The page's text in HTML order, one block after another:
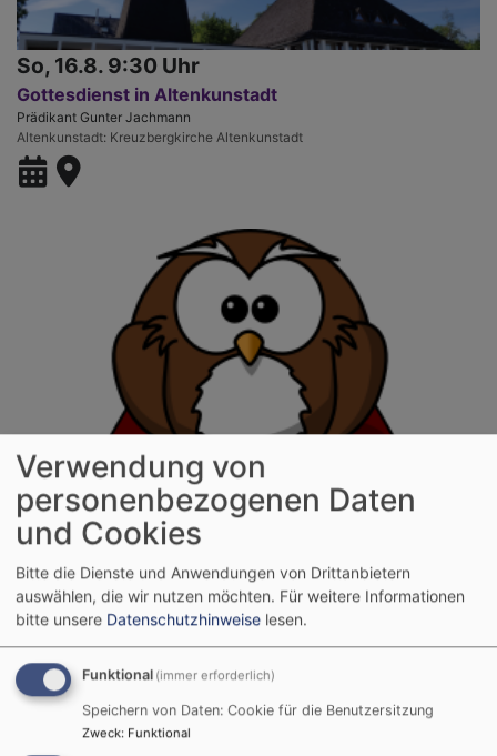
So, 16.8. 9:30 Uhr
Gottesdienst in Altenkunstadt
Prädikant Gunter Jachmann
Altenkunstadt Kreuzbergkirche Altenkunstadt
Mo, 17.8. 17-18 Uhr
Bücherei an der Kreuzbergkirche
Evang.-Luth. Pfarramt Altenkunstadt
Altenkunstadt Gemeindezentrum Kreuzbergkirche
Verwendung von
personenbezogenen Daten
und Cookies
Bitte die Dienste und Anwendungen von Drittanbietern
auswählen, die wir nutzen möchten. Für weitere Informationen
bitte unsere Datenschutzhinweise lesen.
Funktional (immer erforderlich)
Speichern von Daten: Cookie für die Benutzersitzung
Zweck: Funktional